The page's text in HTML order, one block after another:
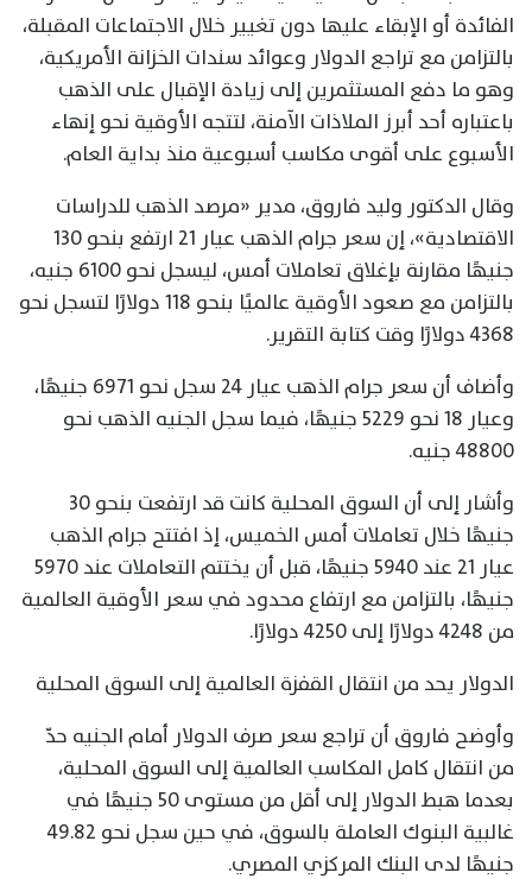
الفائدة أو الإبقاء عليها دون تغيير خلال الاجتماعات المقبلة،
بالتزامن مع تراجع الدولار وعوائد سندات الخزانة الأمريكية،
وهو ما دفع المستثمرين إلى زيادة الإقبال على الذهب
باعتباره أحد أبرز الملاذات الآمنة، لتتجه الأوقية نحو إنهاء
الأسبوع على أقوى مكاسب أسبوعية منذ بداية العام.
وقال الدكتور وليد فاروق، مدير «مرصد الذهب للدراسات
الاقتصادية»، إن سعر جرام الذهب عيار 21 ارتفع بنحو 130
جنيهًا مقارنة بإغلاق تعاملات أمس، ليسجل نحو 6100 جنيه،
بالتزامن مع صعود الأوقية عالميًا بنحو 118 دولارًا لتسجل نحو
4368 دولارًا وقت كتابة التقرير.
وأضاف أن سعر جرام الذهب عيار 24 سجل نحو 6971 جنيهًا،
وعيار 18 نحو 5229 جنيهًا، فيما سجل الجنيه الذهب نحو
48800 جنيه.
وأشار إلى أن السوق المحلية كانت قد ارتفعت بنحو 30
جنيهًا خلال تعاملات أمس الخميس، إذ افتتح جرام الذهب
عيار 21 عند 5940 جنيهًا، قبل أن يختتم التعاملات عند 5970
جنيهًا، بالتزامن مع ارتفاع محدود في سعر الأوقية العالمية
من 4248 دولارًا إلى 4250 دولارًا.
الدولار يحد من انتقال القفزة العالمية إلى السوق المحلية
وأوضح فاروق أن تراجع سعر صرف الدولار أمام الجنيه حدّ
من انتقال كامل المكاسب العالمية إلى السوق المحلية،
بعدما هبط الدولار إلى أقل من مستوى 50 جنيهًا في
غالبية البنوك العاملة بالسوق، في حين سجل نحو 49.82
جنيهًا لدى البنك المركزي المصري.